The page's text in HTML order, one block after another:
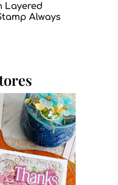
Layered
Always